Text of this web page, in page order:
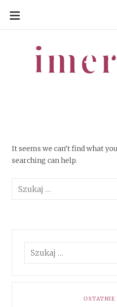
SKIP
CONTENT
It seems we can’t find what
searching can help.
OSTATNIE